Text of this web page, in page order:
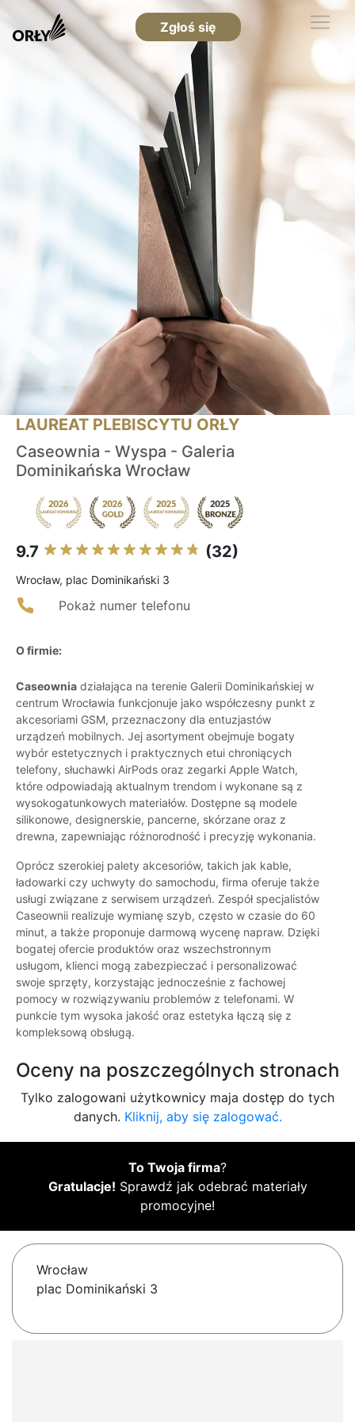
Zgłoś się
LAUREAT PLEBISCYTU ORŁY
Caseownia - Wyspa - Galeria
Dominikańska Wrocław
9.7 (32)
Wrocław, plac Dominikański 3
Pokaż numer telefonu
O firmie:
Caseownia działająca na terenie Galerii Dominikańskiej w
centrum Wrocławia funkcjonuje jako współczesny punkt z
akcesoriami GSM, przeznaczony dla entuzjastów
urządzeń mobilnych. Jej asortyment obejmuje bogaty
wybór estetycznych i praktycznych etui chroniących
telefony, słuchawki AirPods oraz zegarki Apple Watch,
które odpowiadają aktualnym trendom i wykonane są z
wysokogatunkowych materiałów. Dostępne są modele
silikonowe, designerskie, pancerne, skórzane oraz z
drewna, zapewniając różnorodność i precyzję wykonania.
Oprócz szerokiej palety akcesoriów, takich jak kable,
ładowarki czy uchwyty do samochodu, firma oferuje także
usługi związane z serwisem urządzeń. Zespół specjalistów
Caseownii realizuje wymianę szyb, często w czasie do 60
minut, a także proponuje darmową wycenę napraw. Dzięki
bogatej ofercie produktów oraz wszechstronnym
usługom, klienci mogą zabezpieczać i personalizować
swoje sprzęty, korzystając jednocześnie z fachowej
pomocy w rozwiązywaniu problemów z telefonami. W
punkcie tym wysoka jakość oraz estetyka łączą się z
kompleksową obsługą.
Oceny na poszczególnych stronach
Tylko zalogowani użytkownicy maja dostęp do tych
danych. Kliknij, aby się zalogować.
To Twoja firma?
Gratulacje! Sprawdź jak odebrać materiały
promocyjne!
Wrocław
plac Dominikański 3